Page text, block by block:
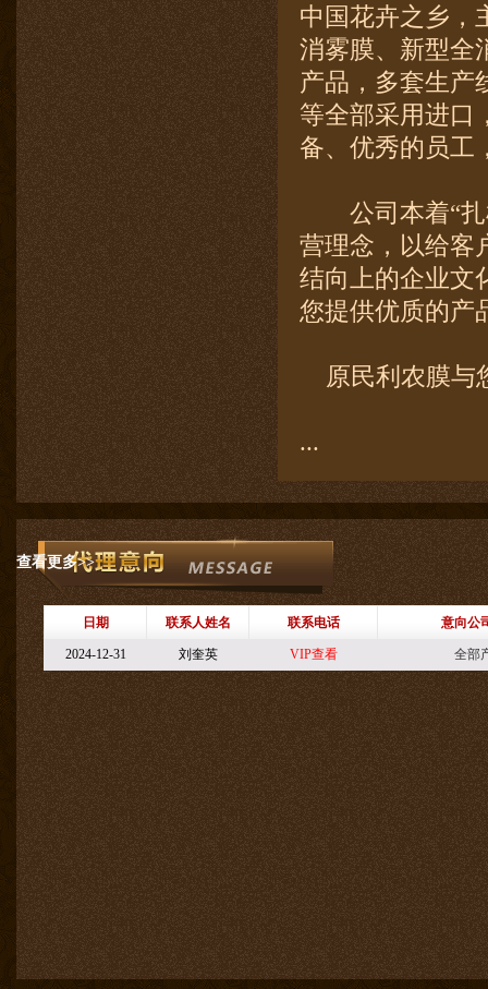
中国花卉之乡，
消雾膜、新型全
产品，多套生产
等全部采用进口
备、优秀的员工
公司本着“扎
营理念，以给客
结向上的企业文
您提供优质的产
原民利农膜与
...
查看更多>>